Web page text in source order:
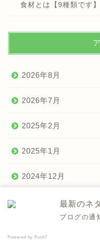
食材とは【9種類です
2026年8月
2026年7月
2025年2月
2025年1月
2024年12月
2024年9月最新のネ
ブログの通
Powered by Push7